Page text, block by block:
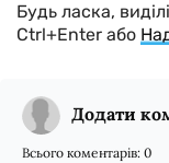
Будь ласка,
Ctrl+Enter або
Додати
Всього коментарів: 0